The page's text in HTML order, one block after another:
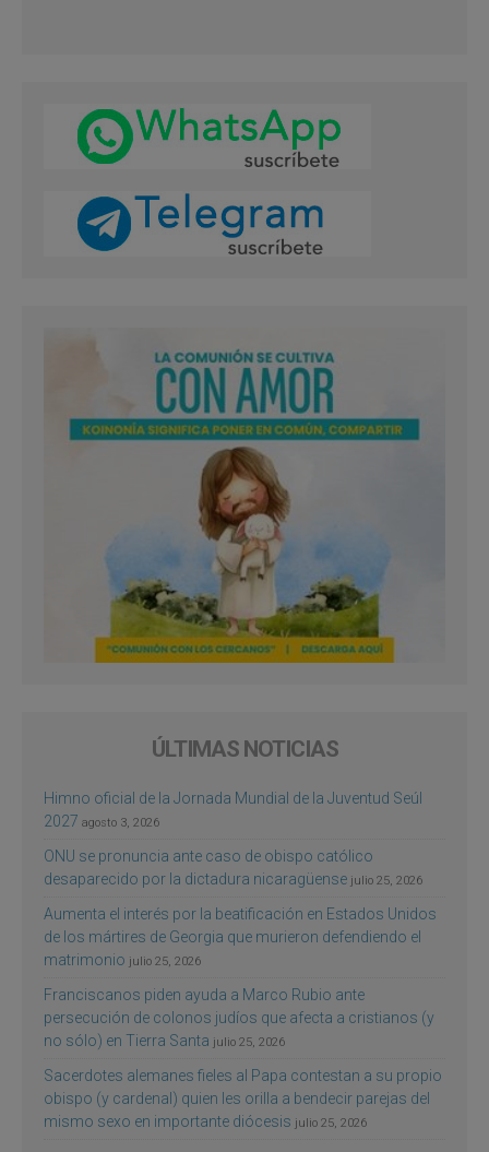
ÚLTIMAS NOTICIAS
Himno oficial de la Jornada Mundial de la Juventud Seúl
2027 agosto 3, 2026
ONU se pronuncia ante caso de obispo católico
desaparecido por la dictadura nicaragüense julio 25, 2026
Aumenta el interés por la beatificación en Estados Unidos
de los mártires de Georgia que murieron defendiendo el
matrimonio julio 25, 2026
Franciscanos piden ayuda a Marco Rubio ante
persecución de colonos judíos que afecta a cristianos (y
no sólo) en Tierra Santa julio 25, 2026
Sacerdotes alemanes fieles al Papa contestan a su propio
obispo (y cardenal) quien les orilla a bendecir parejas del
mismo sexo en importante diócesis julio 25, 2026